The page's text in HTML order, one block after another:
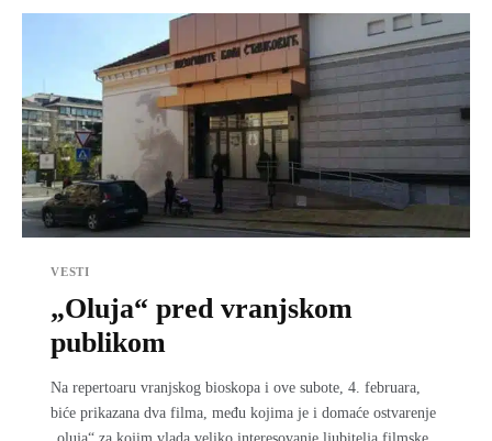
VESTI
„Oluja“ pred vranjskom
publikom
Na repertoaru vranjskog bioskopa i ove subote, 4. februara,
biće prikazana dva filma, među kojima je i domaće ostvarenje